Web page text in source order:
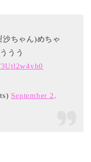
ちゃん)めちゃ
うう
September 2,